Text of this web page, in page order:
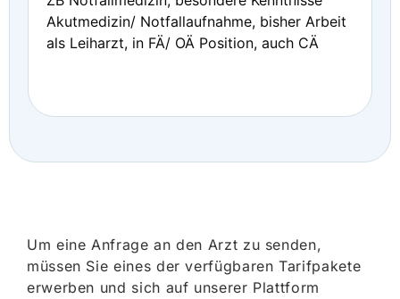
Akutmedizin/ Notfallaufnahme, bisher Arbeit
als Leiharzt, in FÄ/ OÄ Position, auch CÄ
Um eine Anfrage an den Arzt zu senden,
müssen Sie eines der verfügbaren Tarifpakete
erwerben und sich auf unserer Plattform